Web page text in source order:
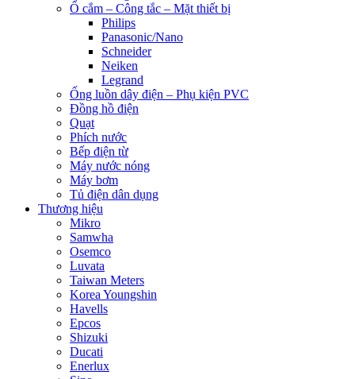
Ổ cắm – Công tắc – Mặt thiết bị
Philips
Panasonic/Nano
Schneider
Neiken
Legrand
Ống luồn dây điện – Phụ kiện PVC
Đồng hồ điện
Quạt
Phích nước
Bếp điện từ
Máy nước nóng
Máy bơm
Tủ điện dân dụng
Thương hiệu
Mikro
Samwha
Osemco
Luvata
Taiwan Meters
Korea Youngshin
Havells
Epcos
Shizuki
Ducati
Enerlux